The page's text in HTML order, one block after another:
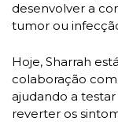
desenvolver a
tumor ou
Hoje, Sharrah
colaboração
ajudando a testar
reverter os